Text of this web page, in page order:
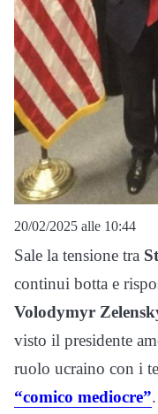
20/02/2025 alle 10:44
Sale la tensione tra
continui botta e
Volodymyr
visto il presidente
ruolo ucraino con i
“comico mediocre”